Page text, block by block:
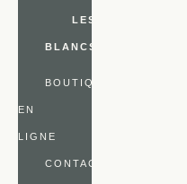
LES
BLANCS
BOUTIQUE
EN
LIGNE
CONTACT